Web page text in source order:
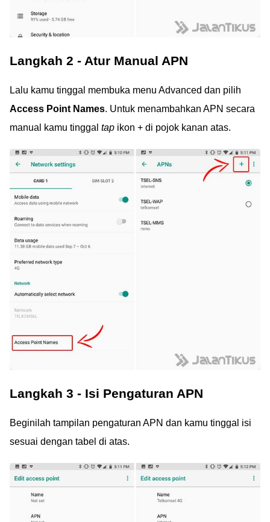
Langkah 2 - Atur Manual APN
Lalu kamu tinggal membuka menu Advanced dan pilih
Access Point Names. Untuk menambahkan APN secara
manual kamu tinggal tap ikon + di pojok kanan atas.
Langkah 3 - Isi Pengaturan APN
Beginilah tampilan pengaturan APN dan kamu tinggal isi
sesuai dengan tabel di atas.